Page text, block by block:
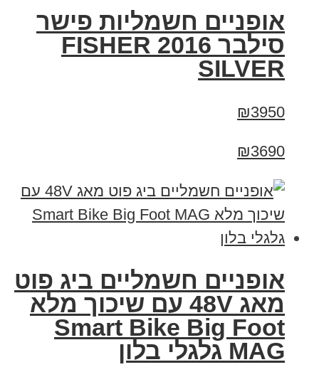
אופניים חשמליות פישר
סילבר 2016 FISHER
SILVER
₪3950
₪3690
אופניים חשמליים ביג פוט
מאג 48V עם שיכוך מלא
Smart Bike Big Foot
MAG גלגלי בלון